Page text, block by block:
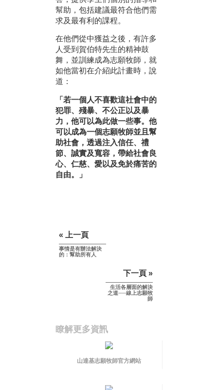
幫助，包括建議最符合他們需
求及最有利的課程。
在他們從中獲益之後，有許多
人受到賀伯特先生的精神鼓
舞，並訓練成為志願牧師，就
如他當初在介紹此計畫時，說
道：
「若一個人不喜歡這社會中的
犯罪、殘暴、不公正以及暴
力，他可以為此做一些事。他
可以成為一個志願牧師並且幫
助社會，透過注入信任、禮
節、誠實及寬容，帶給社會良
心、仁慈、愛以及免於痛苦的
自由。」
« 上一頁
事情是有辦法解決
的：幫助所有人
下一頁 »
生活各層面的解決
之道──線上志願牧
師
瞭解更多資訊
山達基志願牧師官方網站